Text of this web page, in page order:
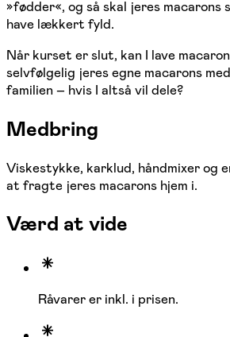
»fødder«, og så skal jeres macarons
have lækkert fyld.
Når kurset er slut, kan I lave
selvfølgelig jeres egne macarons
familien – hvis I altså vil dele?
Medbring
Viskestykke, karklud, håndmixer og
at fragte jeres macarons hjem i.
Værd at vide
Råvarer er inkl. i prisen.